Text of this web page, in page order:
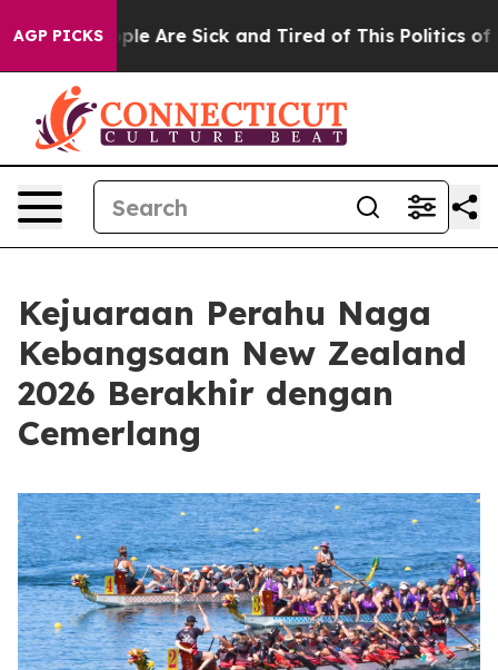
AGP PICKS
“People Are Sick and Tired of This Politics of
Kejuaraan Perahu Naga
Kebangsaan New Zealand
2026 Berakhir dengan
Cemerlang